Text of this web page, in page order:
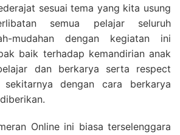
sesuai tema yang kita usung
semua pelajar seluruh
mudahan dengan kegiatan ini
baik terhadap kemandirian anak
dan berkarya serta respect
sekitarnya dengan cara berkarya
Online ini biasa terselenggara